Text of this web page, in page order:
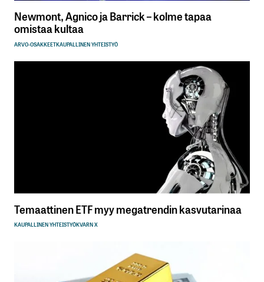
Newmont, Agnico ja Barrick – kolme tapaa
omistaa kultaa
ARVO-OSAKKEETKAUPALLINEN YHTEISTYÖ
Temaattinen ETF myy megatrendin kasvutarinaa
KAUPALLINEN YHTEISTYÖKVARN X